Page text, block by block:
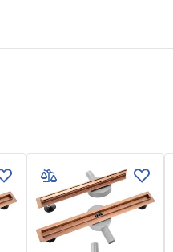
Miedź
90
170
mm
Faucets_-_5.pdf